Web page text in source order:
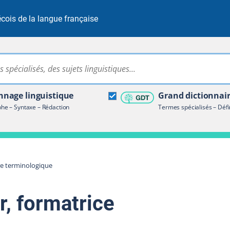
de la langue française
Rechercher dans tout le site
linguistique
– Syntaxe – Rédaction
Grand
Termes spécialisés –
terminologique
terminologique
formatrice